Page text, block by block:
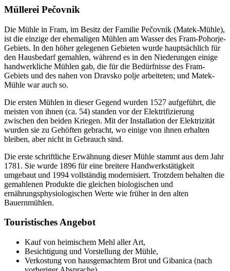
Müllerei Pečovnik
Die Mühle in Fram, im Besitz der Familie Pečovnik (Matek-Mühle),
ist die einzige der ehemaligen Mühlen am Wasser des Fram-Pohorje-
Gebiets. In den höher gelegenen Gebieten wurde hauptsächlich für
den Hausbedarf gemahlen, während es in den Niederungen einige
handwerkliche Mühlen gab, die für die Bedürfnisse des Fram-
Gebiets und des nahen von Dravsko polje arbeiteten; und Matek-
Mühle war auch so.
Die ersten Mühlen in dieser Gegend wurden 1527 aufgeführt, die
meisten von ihnen (ca. 54) standen vor der Elektrifizierung
zwischen den beiden Kriegen. Mit der Installation der Elektrizität
wurden sie zu Gehöften gebracht, wo einige von ihnen erhalten
bleiben, aber nicht in Gebrauch sind.
Die erste schriftliche Erwähnung dieser Mühle stammt aus dem Jahr
1781. Sie wurde 1896 für eine breitere Handwerkstätigkeit
umgebaut und 1994 vollständig modernisiert. Trotzdem behalten die
gemahlenen Produkte die gleichen biologischen und
ernährungsphysiologischen Werte wie früher in den alten
Bauernmühlen.
Touristisches Angebot
Kauf von heimischem Mehl aller Art,
Besichtigung und Vorstellung der Mühle,
Verkostung von hausgemachtem Brot und Gibanica (nach